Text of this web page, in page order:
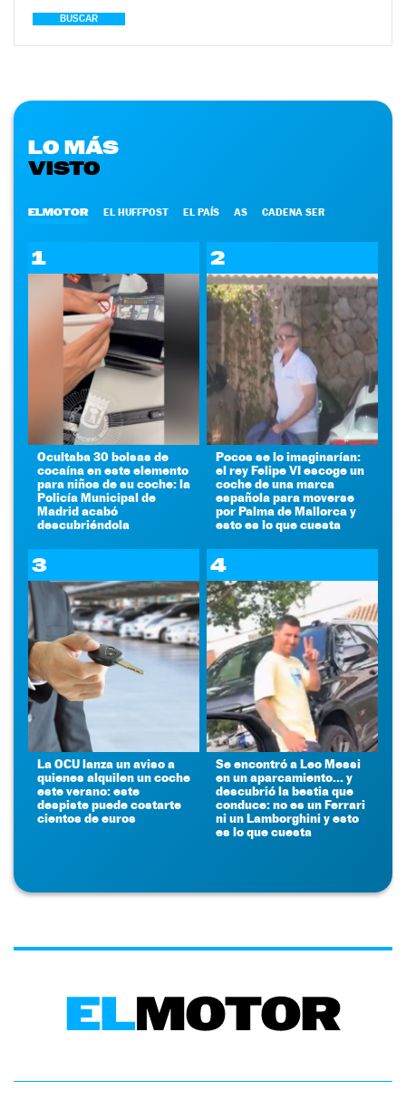
BUSCAR
LO MÁS
VISTO
ELMOTOR EL HUFFPOST EL PAÍS AS CADENA SER
1
Ocultaba 30 bolsas de
cocaína en este elemento
para niños de su coche: la
Policía Municipal de
Madrid acabó
descubriéndola
2
Pocos se lo imaginarían:
el rey Felipe VI escoge un
coche de una marca
española para moverse
por Palma de Mallorca y
esto es lo que cuesta
3
La OCU lanza un aviso a
quienes alquilen un coche
este verano: este
despiste puede costarte
cientos de euros
4
Se encontró a Leo Messi
en un aparcamiento... y
descubrió la bestia que
conduce: no es un Ferrari
ni un Lamborghini y esto
es lo que cuesta